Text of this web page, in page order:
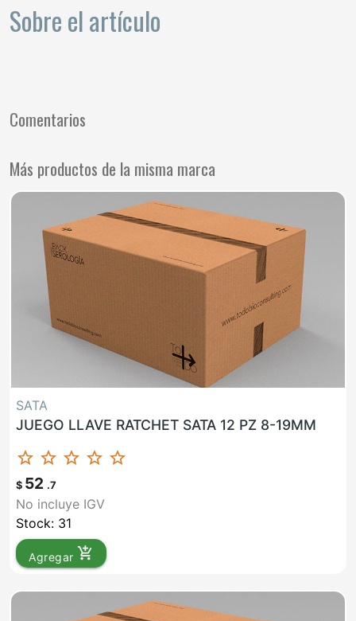
Sobre el artículo
Comentarios
Más productos de la misma marca
SATA
JUEGO LLAVE RATCHET SATA 12 PZ 8-19MM
star_border star_border star_border star_border star_border
$ 52 .7
No incluye IGV
Stock: 31
Agregar add_shopping_cart